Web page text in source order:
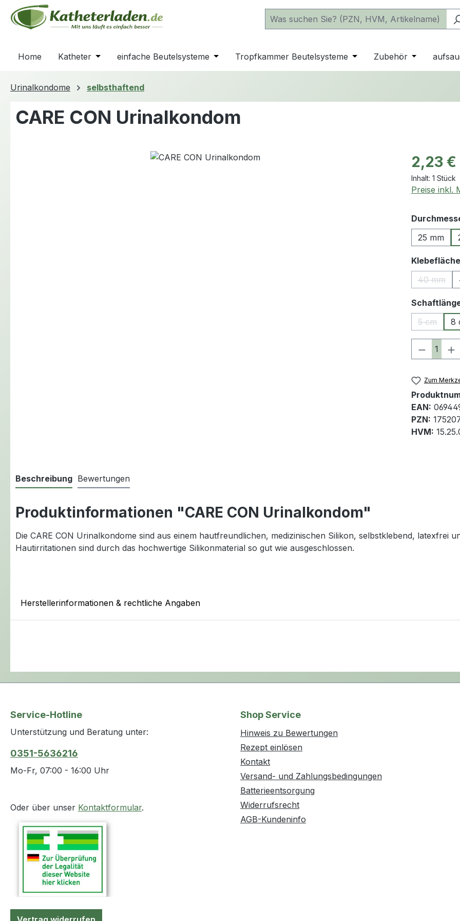
Hauptinhalt springen
Zur Suche springen
Zur Hauptnavigation springen
Home Katheter Öffne oder Schließe das Dropdown der Kategorie Katheter
einfache Beutelsysteme Öffne oder Schließe das Dropdown der Kategorie einfache
Tropfkammer Beutelsysteme Öffne oder Schließe das
Zubehör Öffne oder
Urinalkondome selbsthaftend
CARE CON Urinalkondom
Regulärer
2,23 €
Inhalt: 1 Stück
Preise inkl.
25 mm
Klebefläche
40 mm
(Diese
5 cm
(Diese
8
Zum
EAN:
PZN:
HVM:
Beschreibung Bewertungen
Produktinformationen "CARE CON Urinalkondom"
Die CARE CON Urinalkondome sind aus einem hautfreundlichen, medizinischen Silikon, selbstklebend, latexfrei
Hautirritationen sind durch das hochwertige Silikonmaterial so gut wie ausgeschlossen.
Herstellerinformationen & rechtliche Angaben
Service-Hotline
Unterstützung und Beratung unter:
0351-5636216
Mo-Fr, 07:00 - 16:00 Uhr
Oder über unser Kontaktformular.
Shop Service
Hinweis zu Bewertungen
Rezept einlösen
Kontakt
Versand- und Zahlungsbedingungen
Batterieentsorgung
Widerrufsrecht
AGB-Kundeninfo